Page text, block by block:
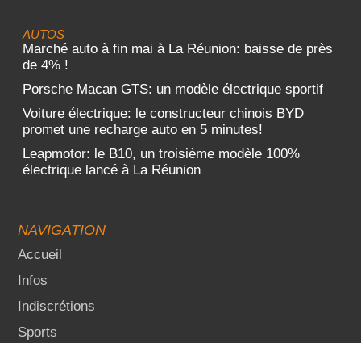
AUTOS
Marché auto à fin mai à La Réunion: baisse de près
de 4% !
Porsche Macan GTS: un modèle électrique sportif
Voiture électrique: le constructeur chinois BYD
promet une recharge auto en 5 minutes!
Leapmotor: le B10, un troisième modèle 100%
électrique lancé à La Réunion
NAVIGATION
Accueil
Infos
Indiscrétions
Sports